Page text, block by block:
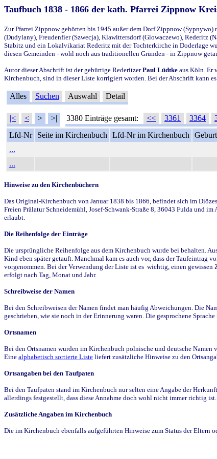
Taufbuch 1838 - 1866 der kath. Pfarrei Zippnow
Zur Pfarrei Zippnow gehörten bis 1945 außer dem Dorf Zippnow
(Dudylany), Freudenfier (Szwecja), Klawittersdorf (Glowaczewo), Rederitz
Stabitz und ein Lokalvikariat Rederitz mit der Tochterkirche in Doderlage
diesen Gemeinden - wohl noch aus traditionellen Gründen - in Zippnow
Autor dieser Abschrift ist der gebürtige RederitzerPaul Lüdtke aus Köln. Er
Kirchenbuch, sind in dieser Liste korrigiert worden. Bei der Abschrift kann
Alles Suchen Auswahl Detail
|< < > >| 3380 Einträge gesamt: << 3361 3364
Lfd-Nr
Seite im Kirchenbuch Lfd-Nr im Kirchenbuch
...
...
Hinweise zu den Kirchenbüchern
Das Original-Kirchenbuch von Januar 1838 bis 1866, befindet sich im
Freien Prälatur Schneidemühl, Josef-Schwank-Straße 8, 36043 Fulda und
erlaubt.
Die Reihenfolge der Einträge
Die ursprüngliche Reihenfolge aus dem Kirchenbuch wurde bei behalten.
Kind eben später getauft. Manchmal kam es auch vor, dass der Taufeintrag
vorgenommen. Bei der Verwendung der Liste ist es wichtig, einen
erfolgt nach Tag, Monat und Jahr.
Schreibweise der Namen
Bei den Schreibweisen der Namen findet man häufig Abweichungen. Die
geschrieben, wie sie noch in der Erinnerung waren. Die gesprochene
Ortsnamen
Bei den Ortsnamen wurden im Kirchenbuch polnische und deutsche Namen
Eine alphabetisch sortierte Liste liefert zusätzliche Hinweise zu den
Ortsangaben bei den Taufpaten
Bei den Taufpaten stand im Kirchenbuch nur selten eine Angabe der
allerdings festgestellt, dass diese Annahme doch wohl nicht immer richtig
Zusätzliche Angaben im Kirchenbuch
Die im Kirchenbuch ebenfalls aufgeführten Hinweise zum Status der Eltern